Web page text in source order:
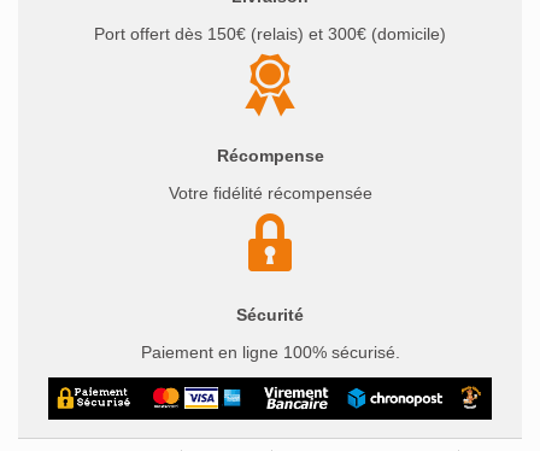
Port offert dès 150€ (relais) et 300€ (domicile)
Récompense
Votre fidélité récompensée
Sécurité
Paiement en ligne 100% sécurisé.